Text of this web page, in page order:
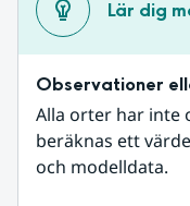
Lär dig
Observationer
Alla orter har inte
beräknas ett
och modelldata.